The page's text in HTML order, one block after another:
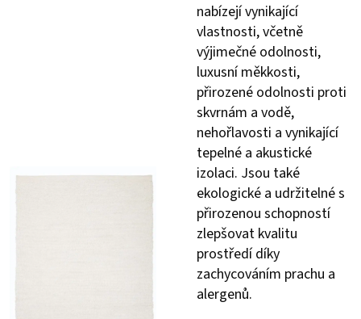
nabízejí vynikající
vlastnosti, včetně
výjimečné odolnosti,
luxusní měkkosti,
přirozené odolnosti proti
skvrnám a vodě,
nehořlavosti a vynikající
tepelné a akustické
izolaci. Jsou také
ekologické a udržitelné s
přirozenou schopností
zlepšovat kvalitu
prostředí díky
zachycováním prachu a
alergenů.